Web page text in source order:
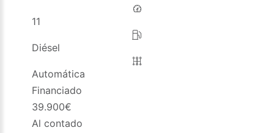
11
Diésel
Automática
Financiado
39.900€
Al contado